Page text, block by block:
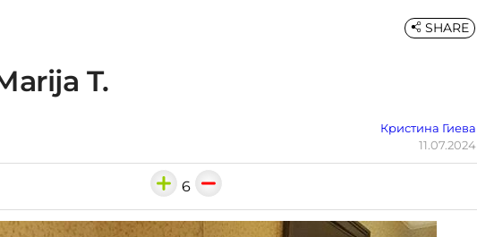
T.
Кристина Гиева
11.07.2024
SHARE
6